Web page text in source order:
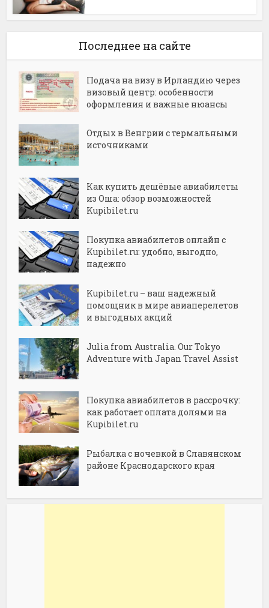
Последнее на сайте
Подача на визу в Ирландию через
визовый центр: особенности
оформления и важные нюансы
Отдых в Венгрии с термальными
источниками
Как купить дешёвые авиабилеты
из Оша: обзор возможностей
Kupibilet.ru
Покупка авиабилетов онлайн с
Kupibilet.ru: удобно, выгодно,
надежно
Kupibilet.ru – ваш надежный
помощник в мире авиаперелетов
и выгодных акций
Julia from Australia. Our Tokyo
Adventure with Japan Travel Assist
Покупка авиабилетов в рассрочку:
как работает оплата долями на
Kupibilet.ru
Рыбалка с ночевкой в Славянском
районе Краснодарского края